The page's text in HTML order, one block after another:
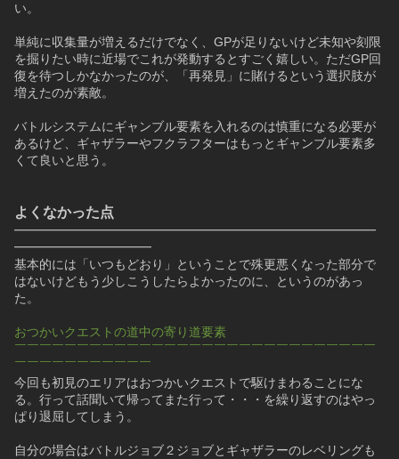
い。
単純に収集量が増えるだけでなく、GPが足りないけど未知や刻限
を掘りたい時に近場でこれが発動するとすごく嬉しい。ただGP回
復を待つしかなかったのが、「再発見」に賭けるという選択肢が
増えたのが素敵。
バトルシステムにギャンブル要素を入れるのは慎重になる必要が
あるけど、ギャザラーやフクラフターはもっとギャンブル要素多
くて良いと思う。
よくなかった点
━━━━━━━━━━━━━━━━━━━━━━━━━━━━━
━━━━━━━━━━━
基本的には「いつもどおり」ということで殊更悪くなった部分で
はないけどもう少しこうしたらよかったのに、というのがあっ
た。
おつかいクエストの道中の寄り道要素
￣￣￣￣￣￣￣￣￣￣￣￣￣￣￣￣￣￣￣￣￣￣￣￣￣￣￣￣￣
￣￣￣￣￣￣￣￣￣￣￣
今回も初見のエリアはおつかいクエストで駆けまわることにな
る。行って話聞いて帰ってまた行って・・・を繰り返すのはやっ
ぱり退屈してしまう。
自分の場合はバトルジョブ２ジョブとギャザラーのレベリングも